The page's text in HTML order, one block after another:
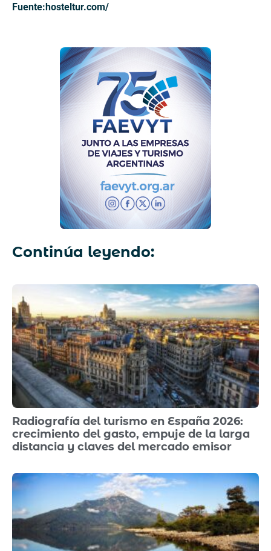
Fuente:hosteltur.com/
Continúa leyendo:
Radiografía del turismo en España 2026:
crecimiento del gasto, empuje de la larga
distancia y claves del mercado emisor